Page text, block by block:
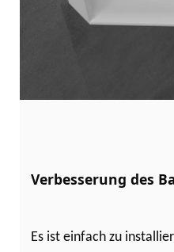
Es ist einfach zu